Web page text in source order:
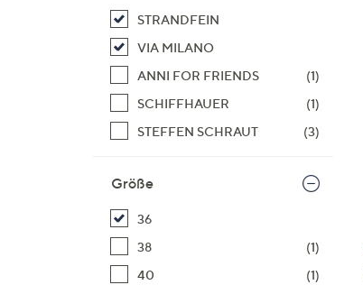
STRANDFEIN
VIA MILANO
ANNI FOR FRIENDS
(1)
SCHIFFHAUER
(1)
STEFFEN SCHRAUT
(3)
Größe
36
38
(1)
40
(1)